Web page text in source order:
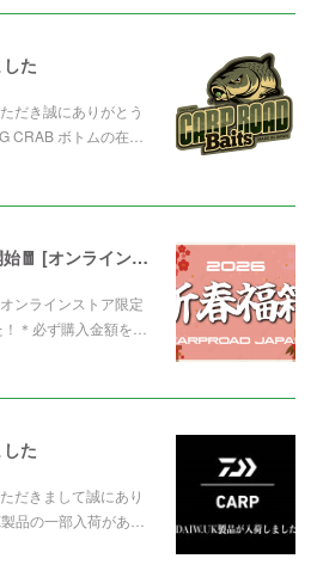
た
だき誠にありがとう
CRAB ボトムの在…
数量限定！「福箱」販売開始🧧 [オンライン限定]
ンラインストア限定
＊必ず購入金額を…
た
だきまして誠にあり
品の一部入荷があ…